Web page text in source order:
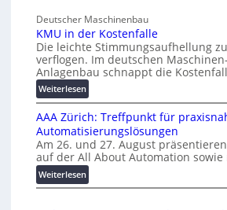
c
h
a
f
n
i
v
e
r
l
A
u
t
m
Deutscher Maschinenbau
KMU in der Kostenfalle
Die leichte Stimmungsaufhellung
verflogen. Im deutschen
Anlagenbau schnappt die
Weiterlesen:
K
M
U
i
n
d
e
AAA Zürich: Treffpunkt für
Automatisierungslösungen
Am 26. und 27. August
auf der All About Automation
Weiterlesen:
A